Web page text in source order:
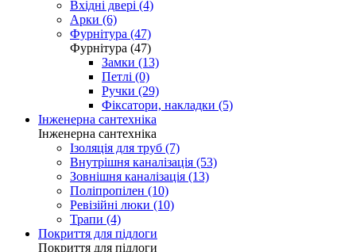
Вхідні двері (4)
Арки (6)
Фурнітура (47)
Фурнітура (47)
Замки (13)
Петлі (0)
Ручки (29)
Фіксатори, накладки (5)
Інженерна сантехніка
Інженерна сантехніка
Ізоляція для труб (7)
Внутрішня каналізація (53)
Зовнішня каналізація (13)
Поліпропілен (10)
Ревізійні люки (10)
Трапи (4)
Покриття для підлоги
Покриття для підлоги